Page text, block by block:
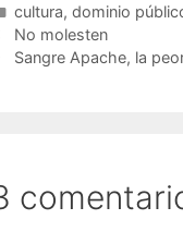
Categorías
cultura, dominio
No molesten
Sangre Apache, la